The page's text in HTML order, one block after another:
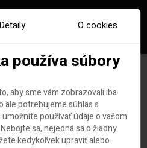
shanghaj
Detaily O cookies
používa súbory
aby sme vám zobrazovali iba
ale potrebujeme súhlas s
používať údaje o vašom
sa, nejedná sa o žiadny
kedykoľvek upraviť alebo